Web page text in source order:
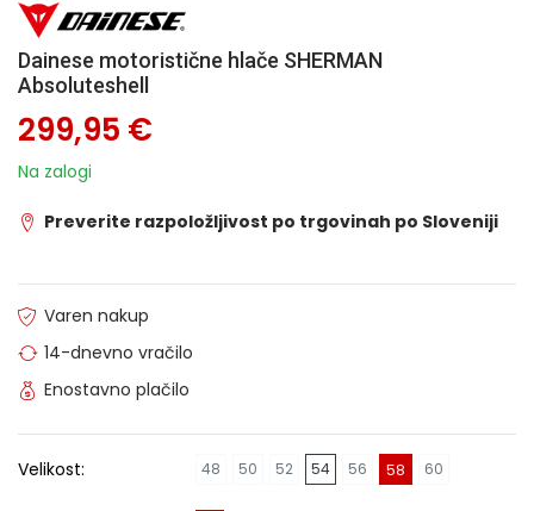
Dainese motoristične hlače SHERMAN
Absoluteshell
299,95 €
Na zalogi
Preverite razpoložljivost po trgovinah po Sloveniji
Varen nakup
14-dnevno vračilo
Enostavno plačilo
Velikost: 48 50 52 54 56 58 60